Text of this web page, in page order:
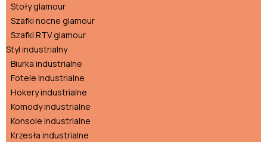
Stoły glamour
Szafki nocne glamour
Szafki RTV glamour
Styl industrialny
Biurka industrialne
Fotele industrialne
Hokery industrialne
Komody industrialne
Konsole industrialne
Krzesła industrialne